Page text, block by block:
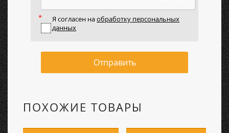
Я согласен наобработку персональных
данных
Отправить
ПОХОЖИЕ ТОВАРЫ